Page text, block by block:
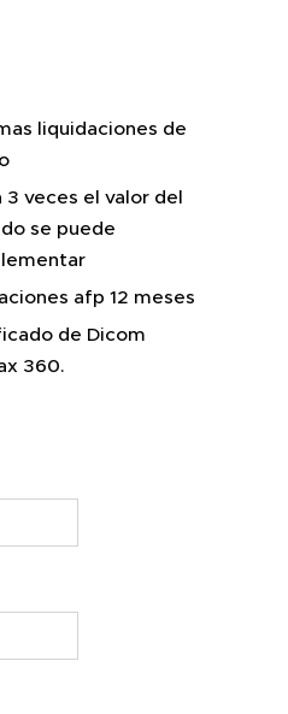
liquidaciones de
3 veces el valor del
se puede
afp 12 meses
de Dicom
360.